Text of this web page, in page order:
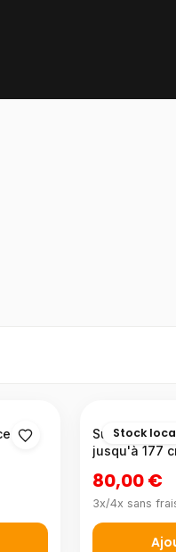
–
Stock
Support TV
jusqu'à 177
80,00 €
3x/4x sans